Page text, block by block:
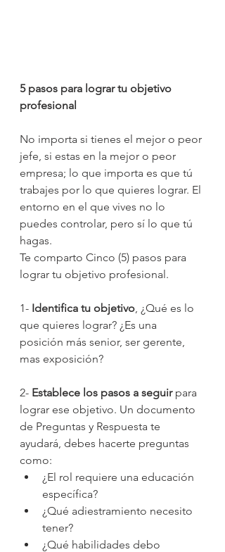
5 pasos para lograr tu objetivo
profesional
No importa si tienes el mejor o peor
jefe, si estas en la mejor o peor
empresa; lo que importa es que tú
trabajes por lo que quieres lograr. El
entorno en el que vives no lo
puedes controlar, pero sí lo que tú
hagas.
Te comparto Cinco (5) pasos para
lograr tu objetivo profesional.
1- Identifica tu objetivo , ¿Qué es lo
que quieres lograr? ¿Es una
posición más senior, ser gerente,
mas exposición?
2- Establece los pasos a seguir para
lograr ese objetivo. Un documento
de Preguntas y Respuesta te
ayudará, debes hacerte preguntas
como:
¿El rol requiere una educación
específica?
¿Qué adiestramiento necesito
tener?
¿Qué habilidades debo